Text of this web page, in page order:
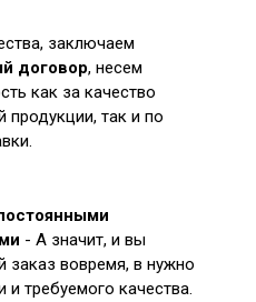
заключаем
договор, несем
как за качество
продукции, так и по
- А значит, и вы
заказ вовремя, в нужно
и требуемого качества.